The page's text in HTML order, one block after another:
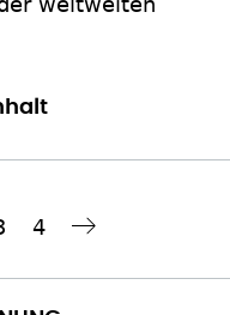
Seite
4
seine